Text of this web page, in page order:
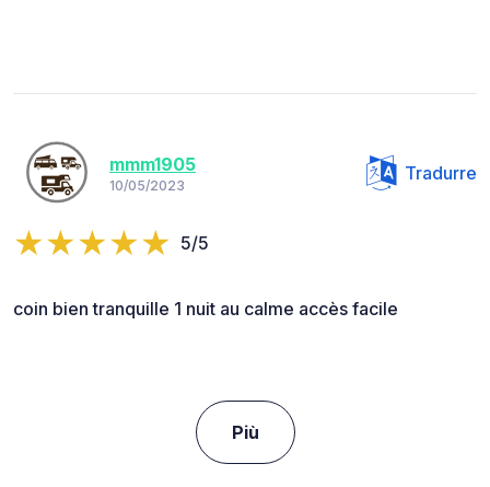
mmm1905
10/05/2023
Tradurre
5/5
coin bien tranquille 1 nuit au calme accès facile
Più